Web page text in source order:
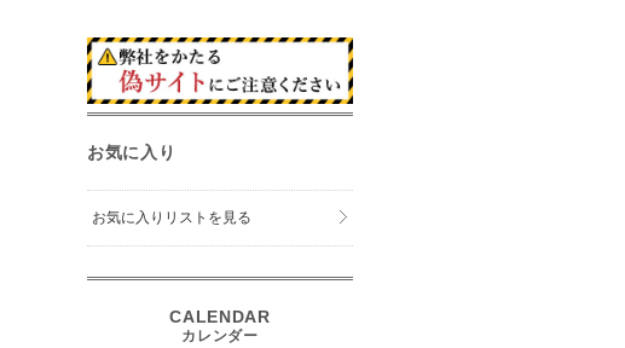
お気に入り
お気に入りリストを見る